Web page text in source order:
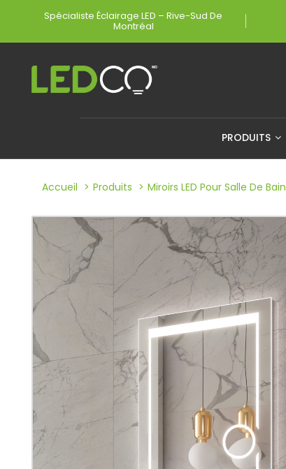
Spécialiste Éclairage LED – Rive-Sud De
Montréal
PRODUITS
Accueil Produits Miroirs LED Pour Salle De Bain